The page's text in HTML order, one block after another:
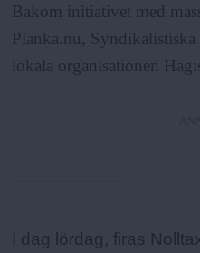
Bakom initiativet med
Planka.nu,
lokala organisationen
Fakta:
I dag lördag, firas